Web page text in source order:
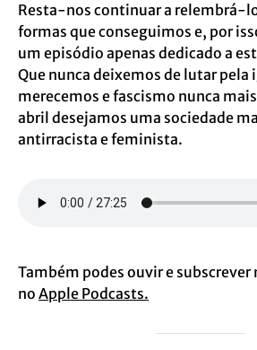
Resta-nos continuar a relembrá-
formas que conseguimos e, por
um episódio apenas dedicado a
Que nunca deixemos de lutar pela
merecemos e fascismo nunca
abril desejamos uma sociedade
antirracista e feminista.
Também podes ouvir e subscrever
no Apple Podcasts.